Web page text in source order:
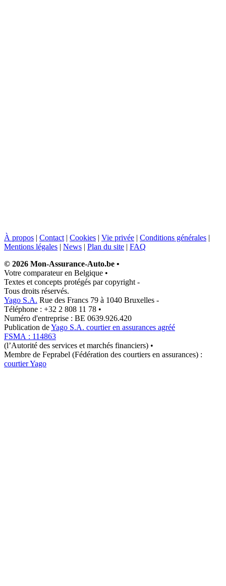
À propos | Contact | Cookies | Vie privée | Conditions générales |
Mentions légales | News | Plan du site | FAQ
© 2026 Mon-Assurance-Auto.be •
Votre comparateur en Belgique •
Textes et concepts protégés par copyright -
Tous droits réservés.
Yago S.A. Rue des Francs 79 à 1040 Bruxelles -
Téléphone : +32 2 808 11 78 •
Numéro d'entreprise : BE 0639.926.420
Publication deYago S.A. courtier en assurances agréé
FSMA : 114863
(l’Autorité des services et marchés financiers) •
Membre de Feprabel (Fédération des courtiers en assurances) :
courtier Yago